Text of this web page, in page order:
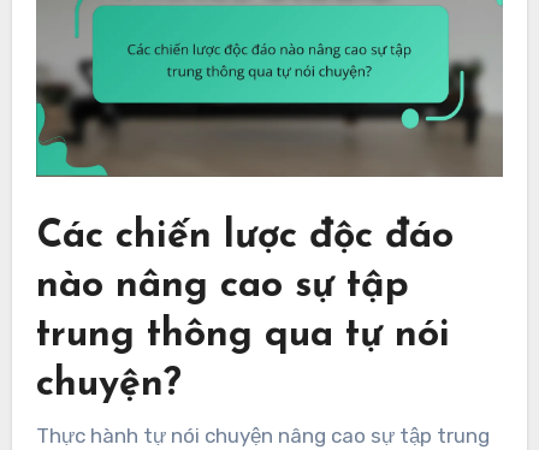
Các chiến lược độc đáo
nào nâng cao sự tập
trung thông qua tự nói
chuyện?
Thực hành tự nói chuyện nâng cao sự tập trung